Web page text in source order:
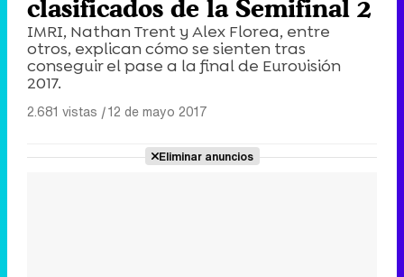
clasificados de la Semifinal 2
IMRI, Nathan Trent y Alex Florea, entre
otros, explican cómo se sienten tras
conseguir el pase a la final de Eurovisión
2017.
2.681 vistas |12 de mayo 2017
Eliminar anuncios